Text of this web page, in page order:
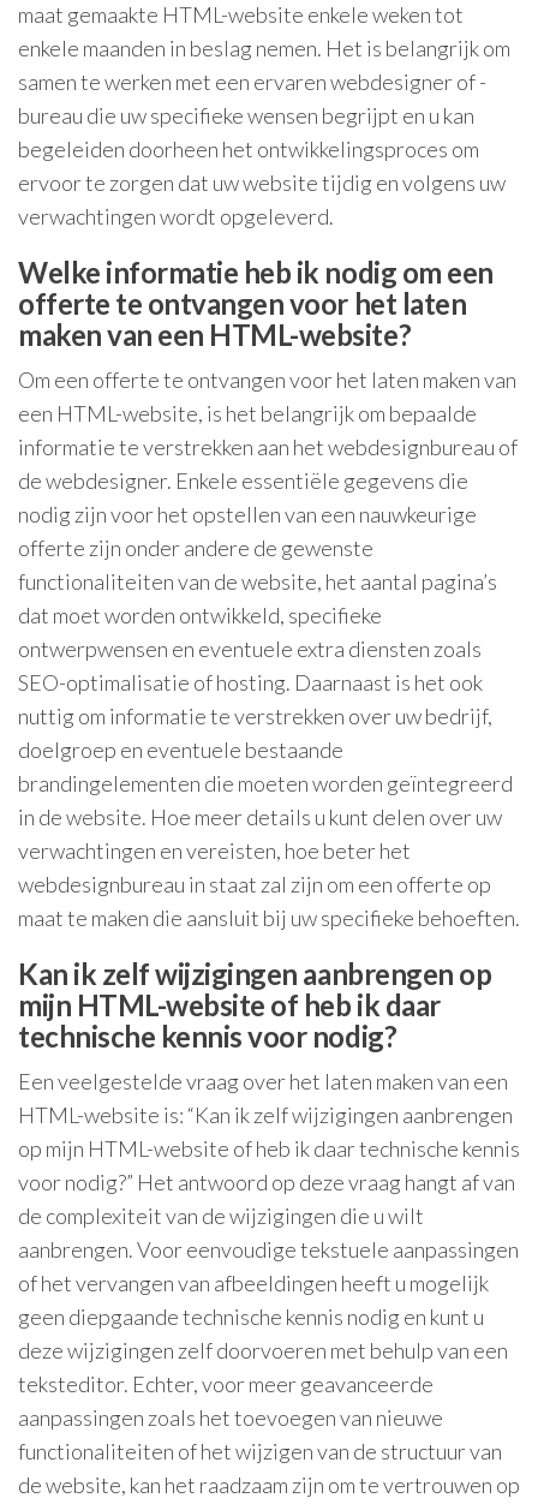
maat gemaakte HTML-website enkele weken tot
enkele maanden in beslag nemen. Het is belangrijk om
samen te werken met een ervaren webdesigner of -
bureau die uw specifieke wensen begrijpt en u kan
begeleiden doorheen het ontwikkelingsproces om
ervoor te zorgen dat uw website tijdig en volgens uw
verwachtingen wordt opgeleverd.
Welke informatie heb ik nodig om een
offerte te ontvangen voor het laten
maken van een HTML-website?
Om een offerte te ontvangen voor het laten maken van
een HTML-website, is het belangrijk om bepaalde
informatie te verstrekken aan het webdesignbureau of
de webdesigner. Enkele essentiële gegevens die
nodig zijn voor het opstellen van een nauwkeurige
offerte zijn onder andere de gewenste
functionaliteiten van de website, het aantal pagina’s
dat moet worden ontwikkeld, specifieke
ontwerpwensen en eventuele extra diensten zoals
SEO-optimalisatie of hosting. Daarnaast is het ook
nuttig om informatie te verstrekken over uw bedrijf,
doelgroep en eventuele bestaande
brandingelementen die moeten worden geïntegreerd
in de website. Hoe meer details u kunt delen over uw
verwachtingen en vereisten, hoe beter het
webdesignbureau in staat zal zijn om een offerte op
maat te maken die aansluit bij uw specifieke behoeften.
Kan ik zelf wijzigingen aanbrengen op
mijn HTML-website of heb ik daar
technische kennis voor nodig?
Een veelgestelde vraag over het laten maken van een
HTML-website is: “Kan ik zelf wijzigingen aanbrengen
op mijn HTML-website of heb ik daar technische kennis
voor nodig?” Het antwoord op deze vraag hangt af van
de complexiteit van de wijzigingen die u wilt
aanbrengen. Voor eenvoudige tekstuele aanpassingen
of het vervangen van afbeeldingen heeft u mogelijk
geen diepgaande technische kennis nodig en kunt u
deze wijzigingen zelf doorvoeren met behulp van een
teksteditor. Echter, voor meer geavanceerde
aanpassingen zoals het toevoegen van nieuwe
functionaliteiten of het wijzigen van de structuur van
de website, kan het raadzaam zijn om te vertrouwen op